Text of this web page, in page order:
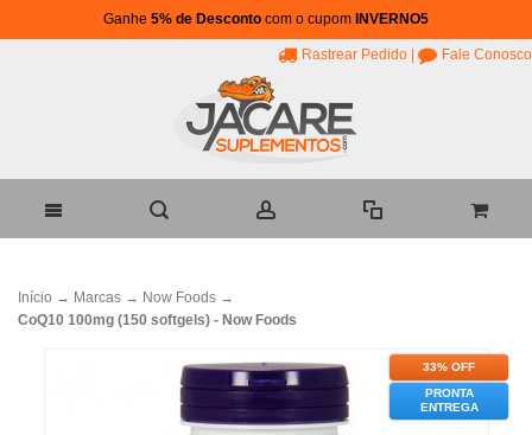
Ganhe 5% de Desconto com o cupom INVERNO5
Rastrear Pedido Fale Conosco
Início → Marcas → Now Foods →
CoQ10 100mg (150 softgels) - Now Foods
33% OFF
PRONTA
ENTREGA